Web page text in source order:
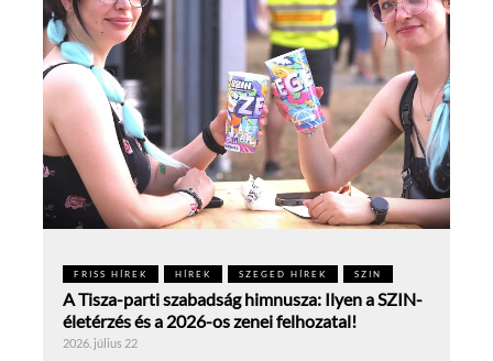
FRISS HÍREK HÍREK SZEGED HÍREK SZIN
A Tisza-parti szabadság himnusza: Ilyen a SZIN-
életérzés és a 2026-os zenei felhozatal!
2026. július 22